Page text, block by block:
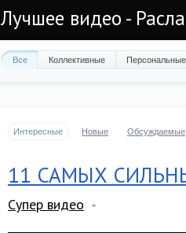
Лучшее видео -
Все Коллективные Персональные
Интересные Новые Обсуждаемые
11 САМЫХ
Супер видео